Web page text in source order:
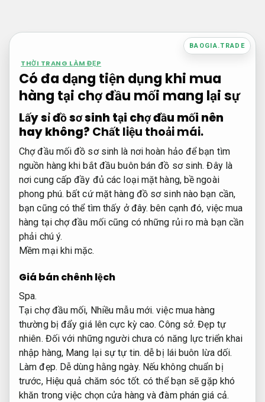
nội
BAOGIA.TRADE
THỜI TRANG LÀM ĐẸP
Có đa dạng tiện dụng khi mua
hàng tại chợ đầu mối mang lại sự
Lấy sỉ đồ sơ sinh tại chợ đầu mối nên
hay không? Chất liệu thoải mái.
Chợ đầu mối đồ sơ sinh là nơi hoàn hảo để bạn tìm
nguồn hàng khi bắt đầu buôn bán đồ sơ sinh. Đây là
nơi cung cấp đầy đủ các loại mặt hàng, bề ngoài
phong phú. bất cứ mặt hàng đồ sơ sinh nào bạn cần,
bạn cũng có thể tìm thấy ở đây. bên cạnh đó, việc mua
hàng tại chợ đầu mối cũng có những rủi ro mà bạn cần
phải chú ý.
Mềm mại khi mặc.
Giá bán chênh lệch
Spa.
Tại chợ đầu mối, Nhiều mẫu mới. việc mua hàng
thường bị đẩy giá lên cực kỳ cao.Công sở. Đẹp tự
nhiên. Đối với những người chưa có năng lực triển khai
nhập hàng, Mang lại sự tự tin. dễ bị lái buôn lừa dối.
Làm đẹp. Dễ dùng hằng ngày. Nếu không chuẩn bị
trước, Hiệu quả chăm sóc tốt. có thể bạn sẽ gặp khó
khăn trong việc chọn cửa hàng và đàm phán giá cả.